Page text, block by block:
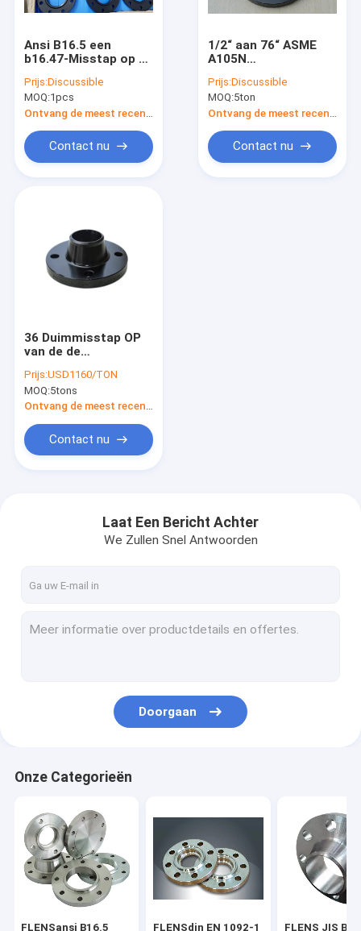
Fabrieksreis
FLENSdin EN 1092-1
FLENS JIS B2220
FLENSgost 33259
Ansi B16.5 een
b16.47-Misstap op de
Joint Blind rf Astm
A105N van de
Lashals
Prijs:Discussible
MOQ:1pcs
Contact nu
1/2“ aan 76“ ASME
A105N
BLINDE
OVERLAPPING
GEZAMENLIJKE
INGEPASTE SWRF
van WNRF
Prijs:Discussible
MOQ:5ton
Contact nu
36 Duimmisstap OP
van de de
het Oliegas STD
SCH40 A105 de Flens
van de LAShals
Prijs:USD1160/TON
MOQ:5tons
Ontvang de meest recente Prijs
Contact nu
Laat Een Bericht Achter
We Zullen Snel Antwoorden
Doorgaan
Onze Categorieën
FLENSansi B16.5 FLENSdin EN 1092-1 FLENS JIS